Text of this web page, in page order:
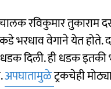
रविकुमार तुकाराम
वेगाने येत होते.
धडक दिली. ही धडक
अपघातामुळेट्रकचेही